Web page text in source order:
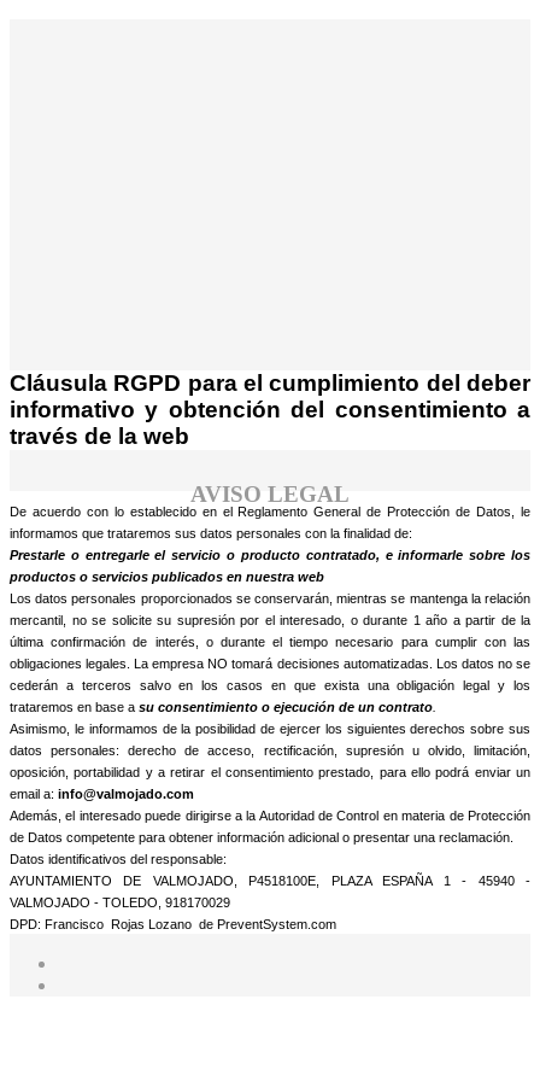
Cláusula RGPD para el cumplimiento del deber
informativo y obtención del consentimiento a
AVISO LEGAL
De acuerdo con lo establecido en el Reglamento General de Protección de Datos, le
informamos que trataremos sus datos personales con la finalidad de:
Prestarle o entregarle el servicio o producto contratado, e informarle sobre los
productos o servicios publicados en nuestra web
Los datos personales proporcionados se conservarán, mientras se mantenga la relación
mercantil, no se solicite su supresión por el interesado, o durante 1 año a partir de la
última confirmación de interés, o durante el tiempo necesario para cumplir con las
obligaciones legales. La empresa NO tomará decisiones automatizadas. Los datos no se
cederán a terceros salvo en los casos en que exista una obligación legal y los
trataremos en base asu consentimiento o ejecución de un contrato .
Asimismo, le informamos de la posibilidad de ejercer los siguientes derechos sobre sus
datos personales: derecho de acceso, rectificación, supresión u olvido, limitación,
oposición, portabilidad y a retirar el consentimiento prestado, para ello podrá enviar un
email a:info@valmojado.com
Además, el interesado puede dirigirse a la Autoridad de Control en materia de Protección
de Datos competente para obtener información adicional o presentar una reclamación.
Datos identificativos del responsable:
AYUNTAMIENTO DE VALMOJADO, P4518100E, PLAZA ESPAÑA 1 - 45940 -